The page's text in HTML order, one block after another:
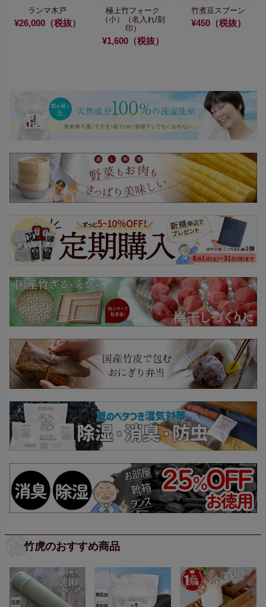
ランマ木戸
¥26,000（税抜）
極上竹フォーク
（小）
（名入れ/刻
印）
¥1,600（税抜）
竹煮豆スプーン
¥450（税抜）
竹虎のおすすめ商品